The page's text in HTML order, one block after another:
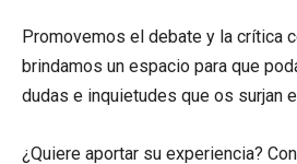
Promovemos el debate y la crítica
brindamos un espacio para que
dudas e inquietudes que os surjan
¿Quiere aportar su experiencia?